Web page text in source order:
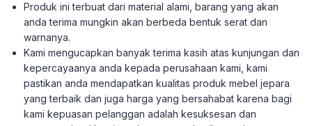
Produk ini terbuat dari material alami, barang yang akan
anda terima mungkin akan berbeda bentuk serat dan
warnanya.
Kami mengucapkan banyak terima kasih atas kunjungan dan
kepercayaanya anda kepada perusahaan kami, kami
pastikan anda mendapatkan kualitas produk mebel jepara
yang terbaik dan juga harga yang bersahabat karena bagi
kami kepuasan pelanggan adalah kesuksesan dan